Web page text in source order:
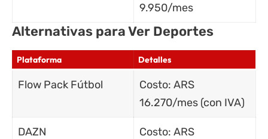
9.950/mes
Alternativas para Ver Deportes
Plataforma Detalles
Flow Pack Fútbol
Costo: ARS
16.270/mes (con IVA)
DAZN
Costo: ARS